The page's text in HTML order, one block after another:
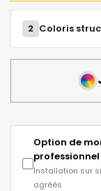
2 Coloris
Option de
professionnel
Installation sur
agréés